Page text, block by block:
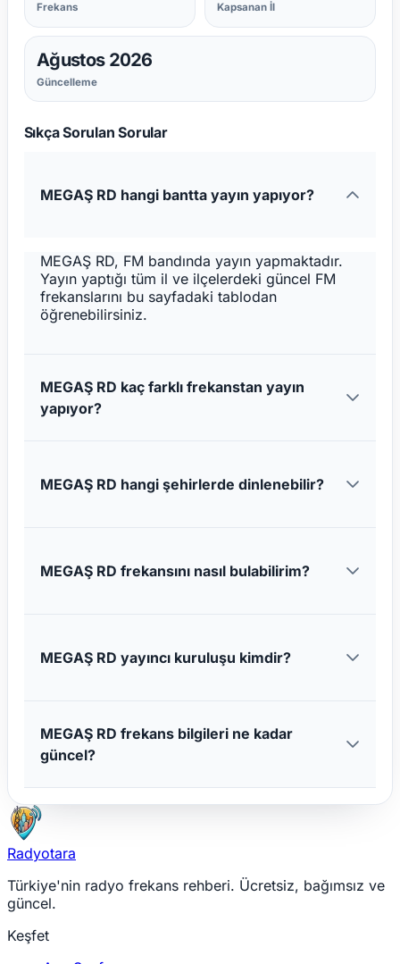
Frekans Kapsanan İl
Ağustos 2026
Güncelleme
Sıkça Sorulan Sorular
MEGAŞ RD hangi bantta yayın yapıyor?
MEGAŞ RD, FM bandında yayın yapmaktadır.
Yayın yaptığı tüm il ve ilçelerdeki güncel FM
frekanslarını bu sayfadaki tablodan
öğrenebilirsiniz.
MEGAŞ RD kaç farklı frekanstan yayın
yapıyor?
MEGAŞ RD hangi şehirlerde dinlenebilir?
MEGAŞ RD frekansını nasıl bulabilirim?
MEGAŞ RD yayıncı kuruluşu kimdir?
MEGAŞ RD frekans bilgileri ne kadar
güncel?
Radyotara
Türkiye'nin radyo frekans rehberi. Ücretsiz, bağımsız ve
güncel.
Keşfet